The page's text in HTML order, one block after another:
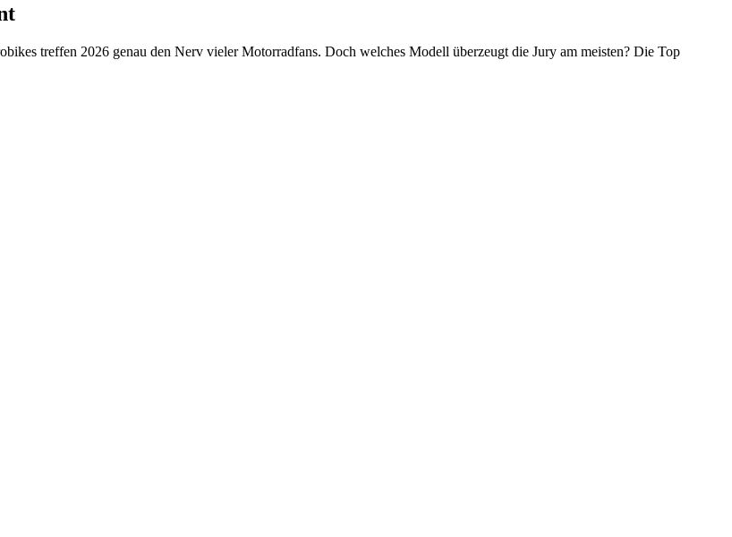
treffen 2026 genau den Nerv vieler Motorradfans. Doch welches Modell überzeugt die Jury am meisten? Die Top